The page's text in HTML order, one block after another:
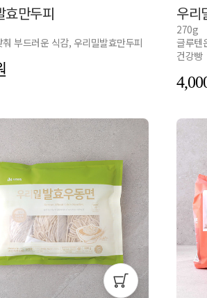
효만두피
부드러운 식감, 우리밀발효만두피
우리
270g
글루텐
건강빵